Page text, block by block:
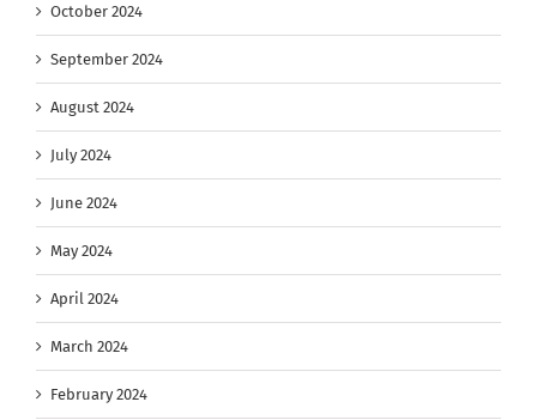
October 2024
September 2024
August 2024
July 2024
June 2024
May 2024
April 2024
March 2024
February 2024